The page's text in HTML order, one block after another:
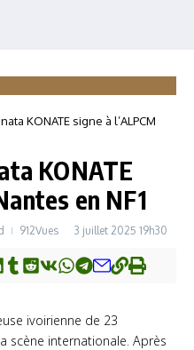
KONATE signe à l’ALPCM
KONATE
en NF1
912Vues 3 juillet 2025 19h30
ivoirienne de 23
scène internationale. Après